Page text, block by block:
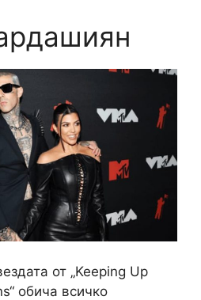
от „Keeping Up
обича всичко